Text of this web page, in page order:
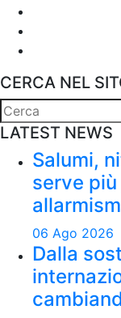
CERCA NEL
Cerca:
LATEST NEWS
Salumi,
serve
06 Ago 2026
Dalla